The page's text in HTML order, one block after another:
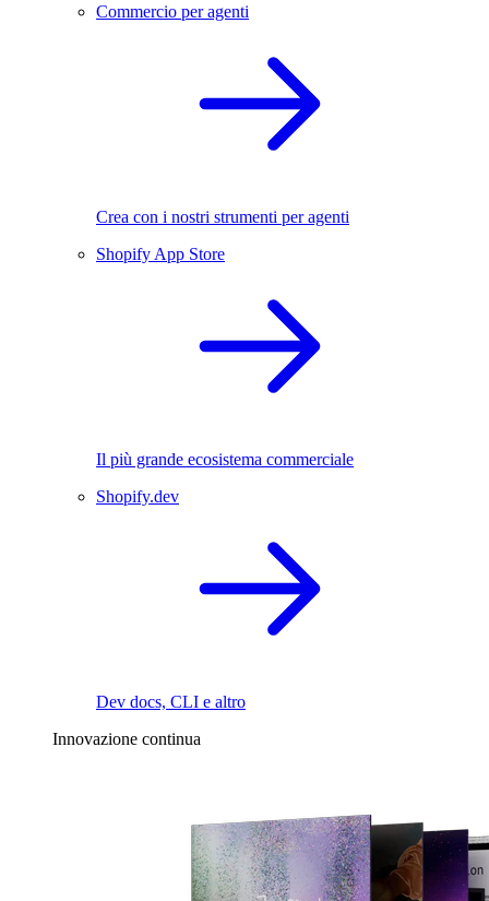
Commercio per agenti
Crea con i nostri strumenti per agenti
Shopify App Store
Il più grande ecosistema commerciale
Shopify.dev
Dev docs, CLI e altro
Innovazione continua